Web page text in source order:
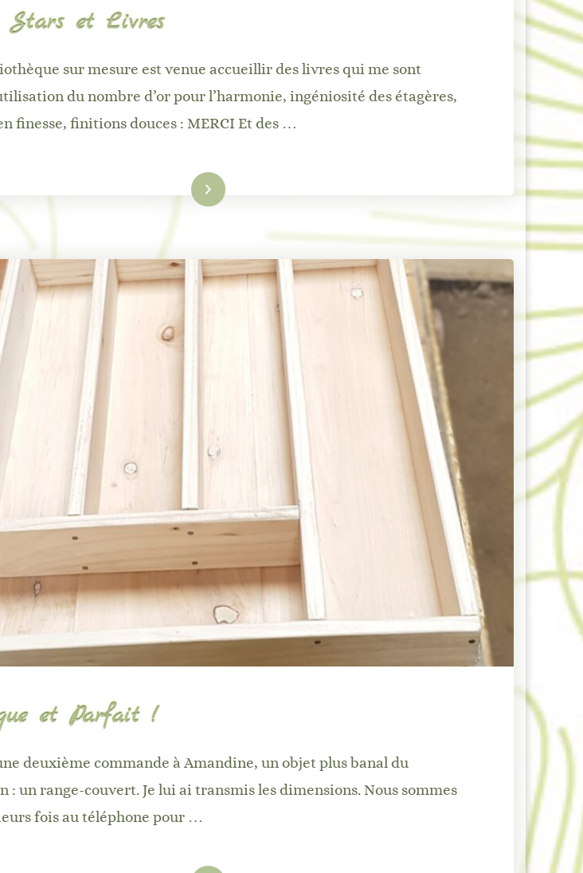
Stars et Livres
sur mesure est venue accueillir des livres qui me sont
du nombre d’or pour l’harmonie, ingéniosité des étagères,
finesse, finitions douces : MERCI Et des …
Lire la suite
et Parfait !
deuxième commande à Amandine, un objet plus banal du
: un range-couvert. Je lui ai transmis les dimensions. Nous sommes
fois au téléphone pour …